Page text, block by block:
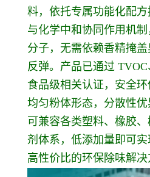
料，依托专属功能化配
与化学中和协同作用机
分子，无需依赖香精掩
反弹。产品已通过
食品级相关认证，安全
均匀粉体形态，分散性优
可兼容各类塑料、橡胶
剂体系，低添加量即可
高性价比的环保除味解决